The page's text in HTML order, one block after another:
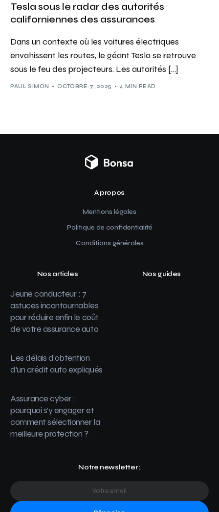
Tesla sous le radar des autorités
californiennes des assurances
Dans un contexte où les voitures électriques
envahissent les routes, le géant Tesla se retrouve
sous le feu des projecteurs. Les autorités […]
PAUL SIMON OCTOBRE 7, 2025 4 MIN READ
A propos
Mentions légales
Politique de confidentialité
Conditions générales
Nos articles
Jeune conducteur : 7
astuces incontournables
pour réduire enfin le coût
de votre assurance auto
Les délais d’obtention
d’un crédit auto expliqués
Assurance cyber :
pourquoi s’y engager et
comment sélectionner la
meilleure protection ?
Nos guides
Notre newsletter :